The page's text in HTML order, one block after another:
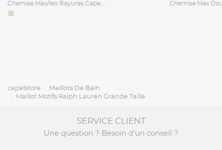
Chemise Max/leo Rayures Capel Capel Grande Taille
capelstore
Maillots De Bain
Maillot Motifs Ralph Lauren Grande Taille
SERVICE CLIENT
Une question ? Besoin d'un conseil ?